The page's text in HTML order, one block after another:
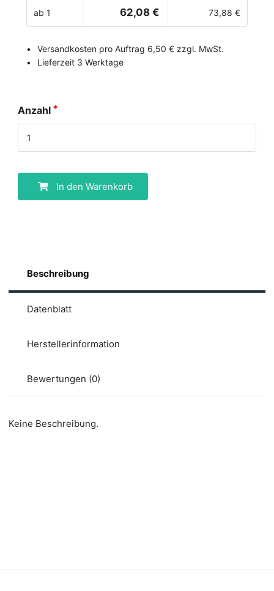
ab 1 62,08 € 73,88 €
Versandkosten pro Auftrag 6,50 € zzgl. MwSt.
Lieferzeit 3 Werktage
Anzahl
In den Warenkorb
Beschreibung
Datenblatt
Herstellerinformation
Bewertungen (0)
Keine Beschreibung.